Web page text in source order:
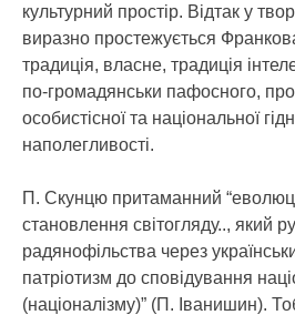
культурний простір. Відтак у
виразно простежується
традиція, власне, традиція
по-громадянськи пафосного,
особистісної та національної
наполегливості.
П. Скунцю притаманний
становлення світогляду.., який
радянофільства через
патріотизм до сповідування
(націоналізму)” (П. Іванишин).